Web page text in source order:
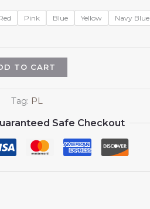
Pink Blue Yellow Navy Blue
TO CART
Tag: PL
Safe Checkout